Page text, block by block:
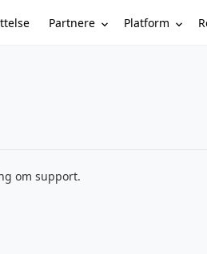
Partnere Platform
om support.